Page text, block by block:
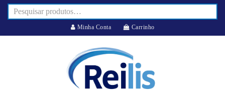
Minha Conta Carrinho